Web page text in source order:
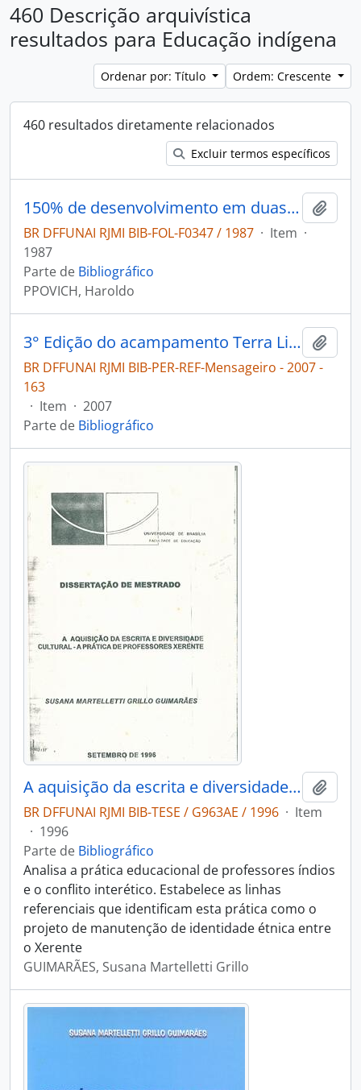
460 Descrição arquivística
resultados para Educação indígena
Ordenar por: Título Ordem: Crescente
460 resultados diretamente relacionados
Excluir termos específicos
150% de desenvolvimento em duas culturas: em comunicação oral e escrita e em dois hemisférios do cérebro.
BR DFFUNAI RJMI BIB-FOL-F0347 / 1987 · Item ·
1987
Parte de Bibliográfico
PPOVICH, Haroldo
3° Edição do acampamento Terra Livre [Mensageiro]
BR DFFUNAI RJMI BIB-PER-REF-Mensageiro - 2007 -
163
· Item · 2007
Parte de Bibliográfico
A aquisição da escrita e diversidade cultural: a prática dos professores Xerente
BR DFFUNAI RJMI BIB-TESE / G963AE / 1996 · Item
· 1996
Parte de Bibliográfico
Analisa a prática educacional de professores índios
e o conflito interético. Estabelece as linhas
referenciais que identificam esta prática como o
projeto de manutenção de identidade étnica entre
o Xerente
GUIMARÃES, Susana Martelletti Grillo